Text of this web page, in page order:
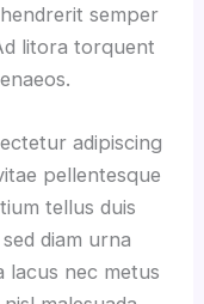
semper
litora torquent
adipiscing
pellentesque
tellus duis
diam urna
lacus nec metus